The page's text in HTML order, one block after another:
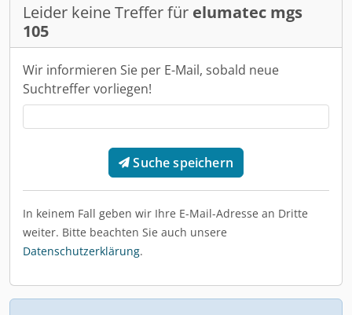
Leider keine Treffer für elumatec mgs
105
Wir informieren Sie per E-Mail, sobald neue
Suchtreffer vorliegen!
Suche speichern
In keinem Fall geben wir Ihre E-Mail-Adresse an Dritte
weiter. Bitte beachten Sie auch unsere
Datenschutzerklärung.